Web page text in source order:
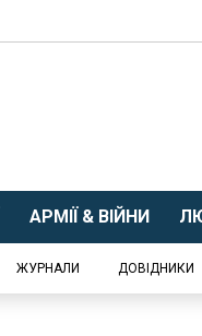
АРМІЇ & ВІЙНИ
ЖУРНАЛИ ДОВІДНИКИ